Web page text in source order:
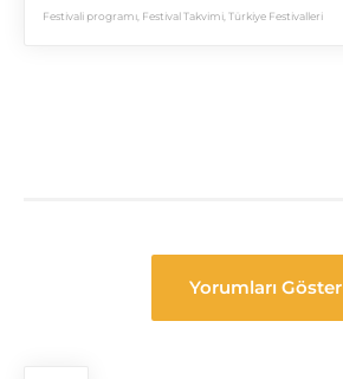
Festivali programı Festival Takvimi Türkiye Festivalleri
Yorumları Göster